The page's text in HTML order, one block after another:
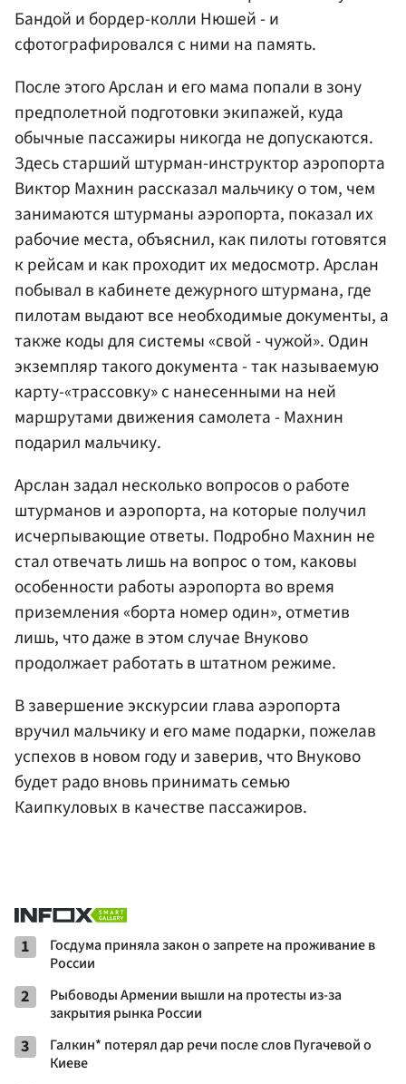
Бандой и бордер-колли Нюшей - и
сфотографировался с ними на память.
После этого Арслан и его мама попали в зону
предполетной подготовки экипажей, куда
обычные пассажиры никогда не допускаются.
Здесь старший штурман-инструктор аэропорта
Виктор Махнин рассказал мальчику о том, чем
занимаются штурманы аэропорта, показал их
рабочие места, объяснил, как пилоты готовятся
к рейсам и как проходит их медосмотр. Арслан
побывал в кабинете дежурного штурмана, где
пилотам выдают все необходимые документы, а
также коды для системы «свой - чужой». Один
экземпляр такого документа - так называемую
карту-«трассовку» с нанесенными на ней
маршрутами движения самолета - Махнин
подарил мальчику.
Арслан задал несколько вопросов о работе
штурманов и аэропорта, на которые получил
исчерпывающие ответы. Подробно Махнин не
стал отвечать лишь на вопрос о том, каковы
особенности работы аэропорта во время
приземления «борта номер один», отметив
лишь, что даже в этом случае Внуково
продолжает работать в штатном режиме.
В завершение экскурсии глава аэропорта
вручил мальчику и его маме подарки, пожелав
успехов в новом году и заверив, что Внуково
будет радо вновь принимать семью
Каипкуловых в качестве пассажиров.
1
Госдума приняла закон о запрете на проживание в
России
2
Рыбоводы Армении вышли на протесты из-за
закрытия рынка России
3
Галкин* потерял дар речи после слов Пугачевой о
Киеве